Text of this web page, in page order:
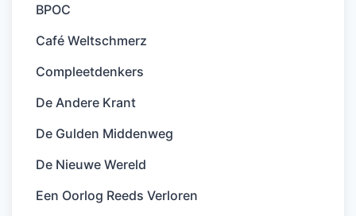
BPOC
Café Weltschmerz
Compleetdenkers
De Andere Krant
De Gulden Middenweg
De Nieuwe Wereld
Een Oorlog Reeds Verloren